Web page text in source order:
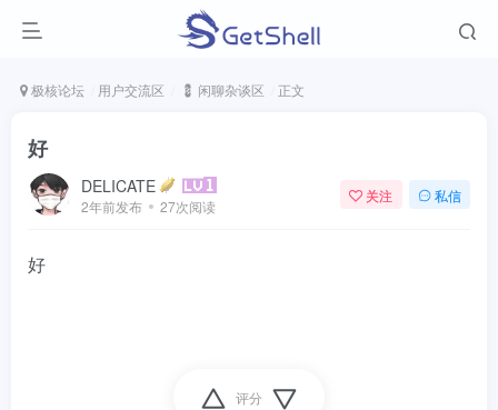
极核论坛 用户交流区 💈 闲聊杂谈区 正文
好
DELICATE
2年前发布 27次阅读
关注 私信
好
评分